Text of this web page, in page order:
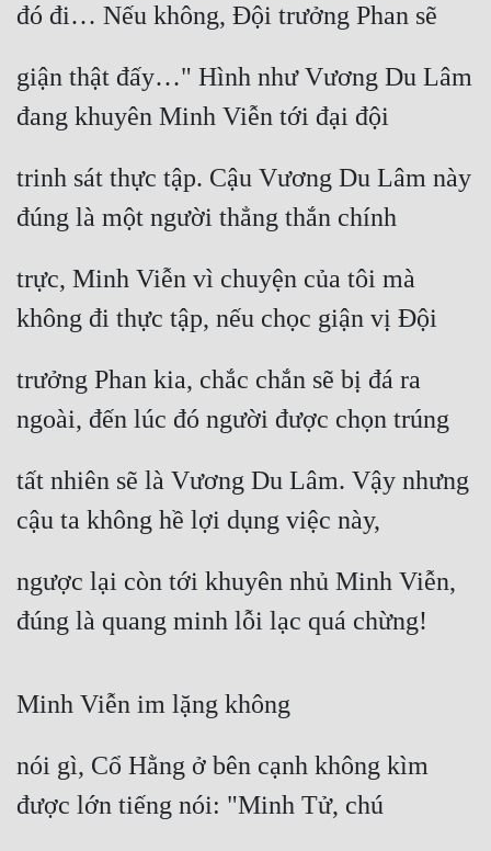
đó đi… Nếu không, Đội trưởng Phan sẽ
giận thật đấy…" Hình như Vương Du Lâm
đang khuyên Minh Viễn tới đại đội
trinh sát thực tập. Cậu Vương Du Lâm này
đúng là một người thẳng thắn chính
trực, Minh Viễn vì chuyện của tôi mà
không đi thực tập, nếu chọc giận vị Đội
trưởng Phan kia, chắc chắn sẽ bị đá ra
ngoài, đến lúc đó người được chọn trúng
tất nhiên sẽ là Vương Du Lâm. Vậy nhưng
cậu ta không hề lợi dụng việc này,
ngược lại còn tới khuyên nhủ Minh Viễn,
đúng là quang minh lỗi lạc quá chừng!
Minh Viễn im lặng không
nói gì, Cổ Hằng ở bên cạnh không kìm
được lớn tiếng nói: "Minh Tử, chú